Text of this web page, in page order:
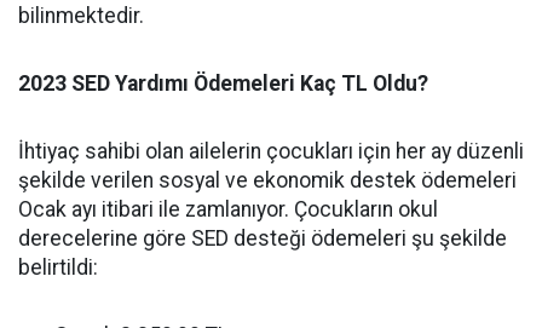
bilinmektedir.
2023 SED Yardımı Ödemeleri Kaç TL Oldu?
İhtiyaç sahibi olan ailelerin çocukları için her ay düzenli
şekilde verilen sosyal ve ekonomik destek ödemeleri
Ocak ayı itibari ile zamlanıyor. Çocukların okul
derecelerine göre SED desteği ödemeleri şu şekilde
belirtildi: